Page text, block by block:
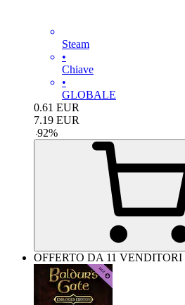
Steam
•
Chiave
•
GLOBALE
0.61 EUR
7.19 EUR
-92%
OFFERTO DA 11 VENDITORI